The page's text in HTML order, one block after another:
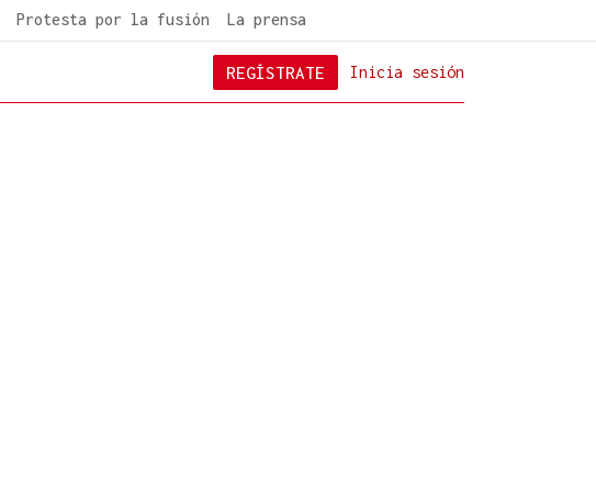
Protesta por la fusión La prensa
Inicia sesión
REGÍSTRATE